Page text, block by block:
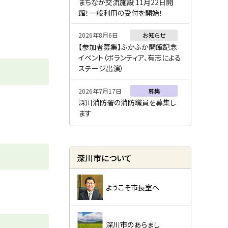
館！一般利用の受付を開始！
2026年8月6日 お知らせ
【参加者募集】ふかふか開館記念
イベント（ボランティア、有志による
ステージ出演）
2026年7月17日 募集
深川消防署の消防職員を募集し
ます
深川市について
ようこそ市長室へ
深川市のあらまし